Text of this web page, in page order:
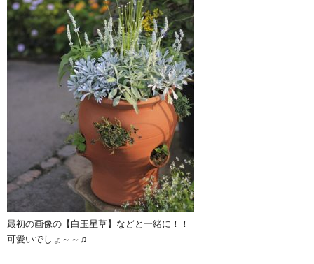
最初の画像の【白玉星草】などと一緒に！！
可愛いでしょ～～♫